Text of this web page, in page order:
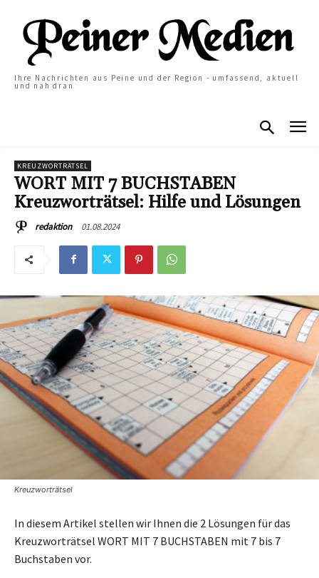
Ihre Nachrichten aus Peine und der Region - umfassend, aktuell
und nah dran
KREUZWORTRÄTSEL
WORT MIT 7 BUCHSTABEN
Kreuzworträtsel: Hilfe und Lösungen
redaktion 01.08.2024
Kreuzworträtsel
In diesem Artikel stellen wir Ihnen die 2 Lösungen für das
Kreuzworträtsel WORT MIT 7 BUCHSTABEN mit 7 bis 7
Buchstaben vor.